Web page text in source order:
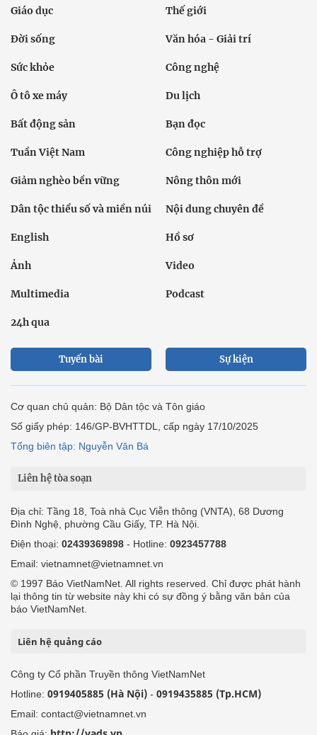
Giáo dục Thế giới
Đời sống Văn hóa - Giải trí
Sức khỏe Công nghệ
Ô tô xe máy Du lịch
Bất động sản Bạn đọc
Tuần Việt Nam Công nghiệp hỗ trợ
Giảm nghèo bền vững Nông thôn mới
Dân tộc thiểu số và miền núi Nội dung chuyên đề
English Hồ sơ
Ảnh Video
Multimedia Podcast
24h qua
Tuyến bài Sự kiện
Cơ quan chủ quản: Bộ Dân tộc và Tôn giáo
Số giấy phép: 146/GP-BVHTTDL, cấp ngày 17/10/2025
Tổng biên tập: Nguyễn Văn Bá
Liên hệ tòa soạn
Địa chỉ: Tầng 18, Toà nhà Cục Viễn thông (VNTA), 68 Dương
Đình Nghệ, phường Cầu Giấy, TP. Hà Nội.
Điện thoại: 02439369898 - Hotline: 0923457788
Email: vietnamnet@vietnamnet.vn
© 1997 Báo VietNamNet. All rights reserved. Chỉ được phát hành
lại thông tin từ website này khi có sự đồng ý bằng văn bản của
báo VietNamNet.
Liên hệ quảng cáo
Công ty Cổ phần Truyền thông VietNamNet
Hotline: 0919405885 (Hà Nội) - 0919435885 (Tp.HCM)
Email: contact@vietnamnet.vn